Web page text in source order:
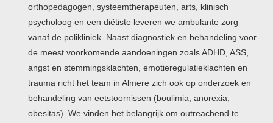
orthopedagogen, systeemtherapeuten, arts, klinisch
psycholoog en een diëtiste leveren we ambulante zorg
vanaf de polikliniek. Naast diagnostiek en behandeling voor
de meest voorkomende aandoeningen zoals ADHD, ASS,
angst en stemmingsklachten, emotieregulatieklachten en
trauma richt het team in Almere zich ook op onderzoek en
behandeling van eetstoornissen (boulimia, anorexia,
obesitas). We vinden het belangrijk om outreachend te